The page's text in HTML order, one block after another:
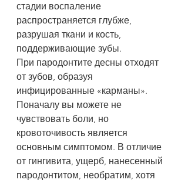
стадии воспаление
распространяется глубже,
разрушая ткани и кость,
поддерживающие зубы.
При пародонтите десны отходят
от зубов, образуя
инфицированные «карманы».
Поначалу вы можете не
чувствовать боли, но
кровоточивость является
основным симптомом. В отличие
от гингивита, ущерб, нанесенный
пародонтитом, необратим, хотя